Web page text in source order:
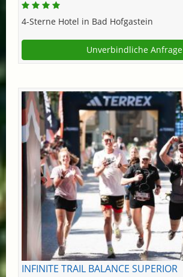
4-Sterne Hotel in Bad Hofgastein
Unverbindliche Anfrage
INFINITE TRAIL BALANCE SUPERIOR